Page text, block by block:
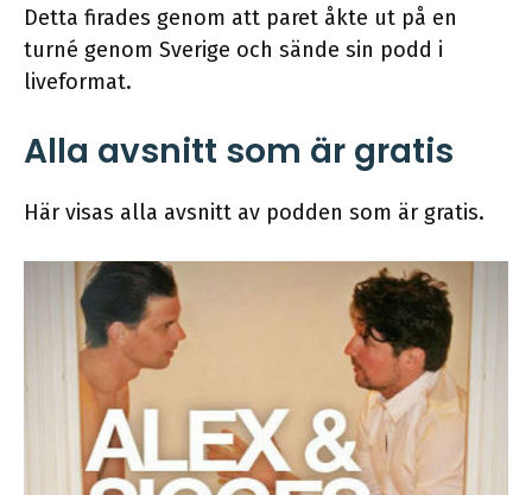
Detta firades genom att paret åkte ut på en
turné genom Sverige och sände sin podd i
liveformat.
Alla avsnitt som är gratis
Här visas alla avsnitt av podden som är gratis.